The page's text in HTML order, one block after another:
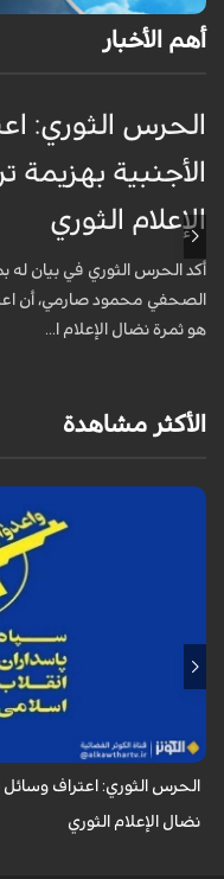
أهم الأخبار
الحرس الثوري:
الأجنبية
الإعلام الثوري
أكد الحرس الثوري في بيان
الصحفي محمود صارمي، أن
هو ثمرة نضال الإعلام ا...
الأكثر مشاهدة
أكد الحرس الثوري في بيان له
محمود صارمي، أن اعتراف وسائل
الحرس الثوري: اعتراف وسائل
نضال الإعلام الثوري